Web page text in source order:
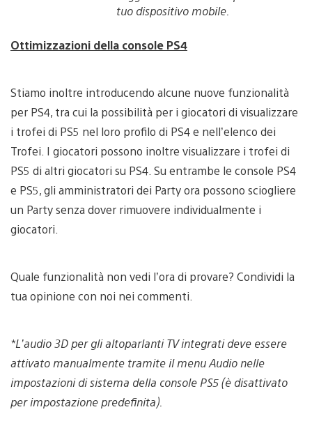
tuo dispositivo mobile.
Ottimizzazioni della console PS4
Stiamo inoltre introducendo alcune nuove funzionalità
per PS4, tra cui la possibilità per i giocatori di visualizzare
i trofei di PS5 nel loro profilo di PS4 e nell’elenco dei
Trofei. I giocatori possono inoltre visualizzare i trofei di
PS5 di altri giocatori su PS4. Su entrambe le console PS4
e PS5, gli amministratori dei Party ora possono sciogliere
un Party senza dover rimuovere individualmente i
giocatori.
Quale funzionalità non vedi l’ora di provare? Condividi la
tua opinione con noi nei commenti.
*L’audio 3D per gli altoparlanti TV integrati deve essere
attivato manualmente tramite il menu Audio nelle
impostazioni di sistema della console PS5 (è disattivato
per impostazione predefinita).